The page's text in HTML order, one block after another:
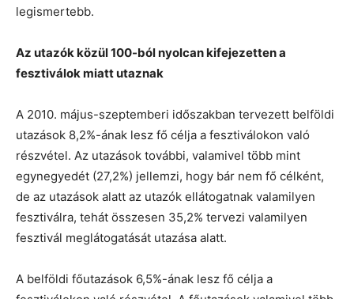
legismertebb.
Az utazók közül 100-ból nyolcan kifejezetten a
fesztiválok miatt utaznak
A 2010. május-szeptemberi időszakban tervezett belföldi
utazások 8,2%-ának lesz fő célja a fesztiválokon való
részvétel. Az utazások további, valamivel több mint
egynegyedét (27,2%) jellemzi, hogy bár nem fő célként,
de az utazások alatt az utazók ellátogatnak valamilyen
fesztiválra, tehát összesen 35,2% tervezi valamilyen
fesztivál meglátogatását utazása alatt.
A belföldi főutazások 6,5%-ának lesz fő célja a